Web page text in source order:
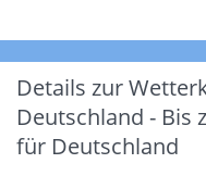
Details zur
Deutschland - Bis
für Deutschland